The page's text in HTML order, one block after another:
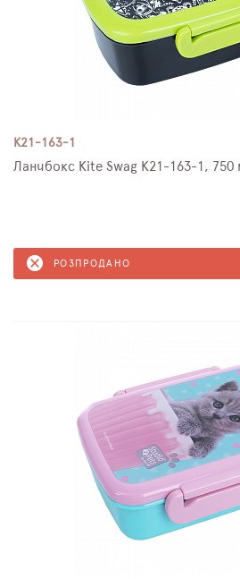
K21-163-1
Ланчбокс Kite Swag K21-163-1, 750
РОЗПРОДАНО